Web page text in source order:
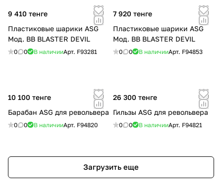
9 410 тенге
Пластиковые шарики ASG
Мод. BB BLASTER DEVIL
0 0 В наличииАрт. F93281
7 920 тенге
Пластиковые шарики ASG
Мод. BB BLASTER DEVIL
0 0 В наличииАрт. F94853
10 100 тенге
Барабан ASG для револьвера
0 0 В наличииАрт. F94820
26 300 тенге
Гильзы ASG для револьвера
0 0 В наличииАрт. F94821
Загрузить еще